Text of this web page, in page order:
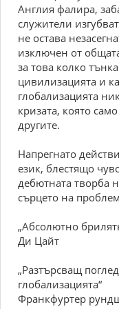
Англия фалира,
служители
не остава
изключен от
за това колко
цивилизацията и
глобализацията
кризата, която
другите.
Напрегнато
език, блестящо
дебютната творба
сърцето на
„Абсолютно
Ди Цайт
„Разтърсващ
глобализацията“
Франкфуртер